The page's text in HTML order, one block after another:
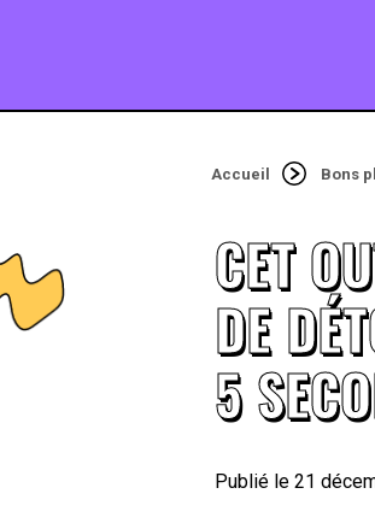
Accueil Bons
CET
DE
5
21